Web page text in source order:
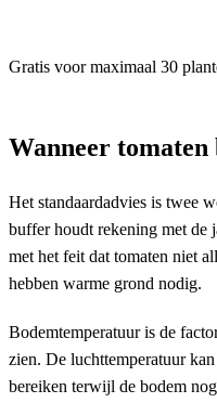
Gratis voor maximaal 30
Wanneer
Het standaardadvies is twee
buffer houdt rekening met de
met het feit dat tomaten niet
hebben warme grond nodig.
Bodemtemperatuur is de
zien. De luchttemperatuur
bereiken terwijl de bodem